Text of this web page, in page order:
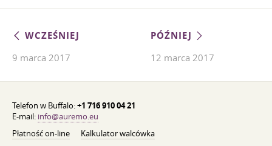
WCZEŚNIEJ
9 marca 2017
PÓŹNIEJ
12 marca 2017
Telefon w Buffalo:+1 716 910 04 21
E-mail: info@auremo.eu
Płatność on-line
Kalkulator walcówka